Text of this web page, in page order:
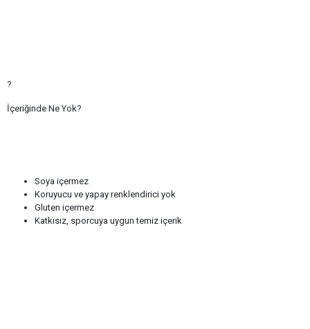
?
İçeriğinde Ne Yok?
Soya içermez
Koruyucu ve yapay renklendirici yok
Gluten içermez
Katkısız, sporcuya uygun temiz içerik